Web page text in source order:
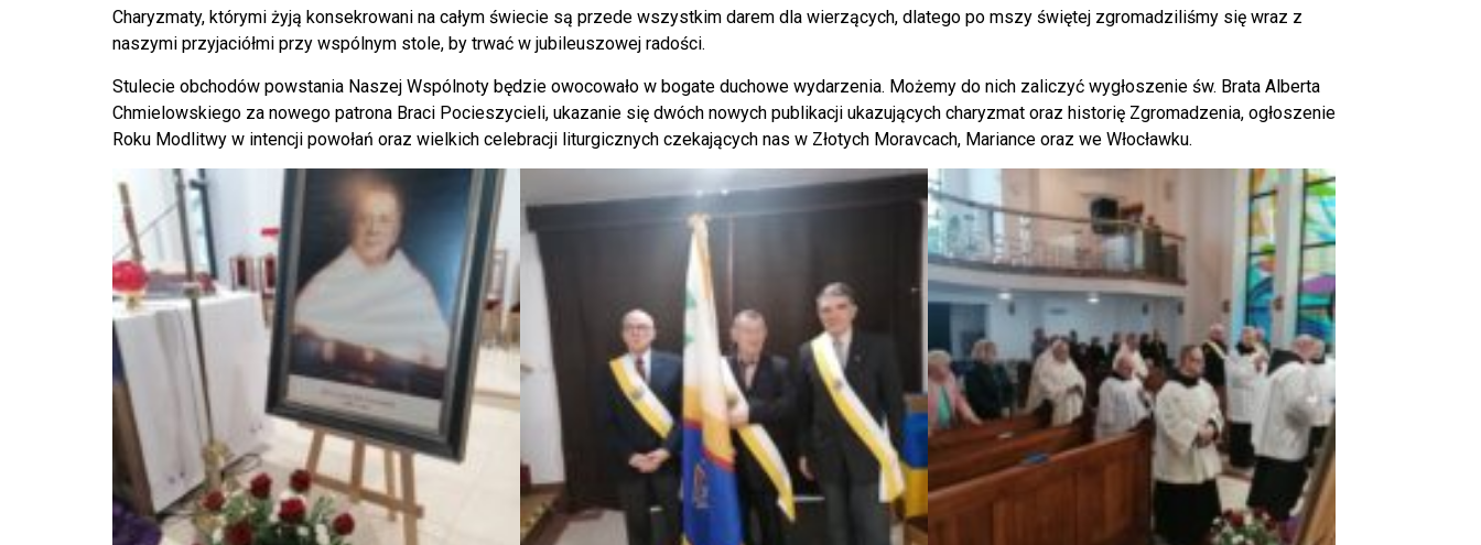
Charyzmaty, którymi żyją konsekrowani na całym świecie są przede wszystkim darem dla wierzących, dlatego po mszy świętej zgromadziliśmy się wraz z
naszymi przyjaciółmi przy wspólnym stole, by trwać w jubileuszowej radości.
Stulecie obchodów powstania Naszej Wspólnoty będzie owocowało w bogate duchowe wydarzenia. Możemy do nich zaliczyć wygłoszenie św. Brata Alberta
Chmielowskiego za nowego patrona Braci Pocieszycieli, ukazanie się dwóch nowych publikacji ukazujących charyzmat oraz historię Zgromadzenia, ogłoszenie
Roku Modlitwy w intencji powołań oraz wielkich celebracji liturgicznych czekających nas w Złotych Moravcach, Mariance oraz we Włocławku.